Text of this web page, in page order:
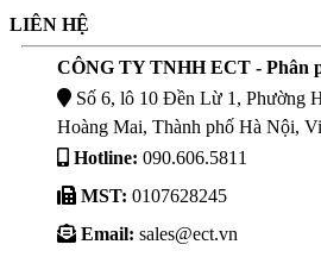
LIÊN HỆ
CÔNG TY TNHH ECT - Phân
Số 6, lô 10 Đền Lừ 1, Phường
Hoàng Mai, Thành phố Hà Nội,
Hotline: 090.606.5811
MST: 0107628245
Email: sales@ect.vn